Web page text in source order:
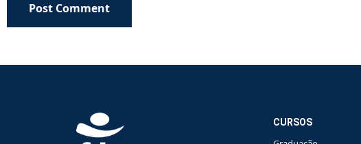
Post Comment
CURSOS